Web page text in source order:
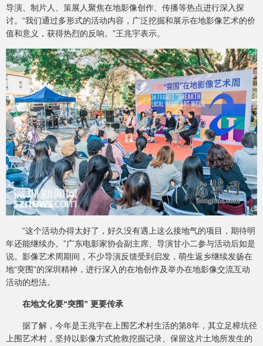
导演、制片人、策展人聚焦在地影像创作、传播等热点进行深入探
讨。“我们通过多形式的活动内容，广泛挖掘和展示在地影像艺术的价
值和意义，获得热烈的反响。”王兆宇表示。
“这个活动办得太好了，好久没有遇上这么接地气的项目，期待明
年还能继续办。”广东电影家协会副主席、导演甘小二参与活动后如是
说。影像艺术周期间，不少导演反馈受到启发，萌生返乡继续发扬在
地“突围”的深圳精神，进行深入的在地创作及举办在地影像交流互动
活动的想法。
在地文化要“突围” 更要传承
据了解，今年是王兆宇在上围艺术村生活的第8年，其立足樟坑径
上围艺术村，坚持以影像方式抢救挖掘记录、保留这片土地所发生的